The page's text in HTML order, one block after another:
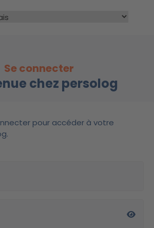
Se connecter
chez persolog
pour accéder à votre